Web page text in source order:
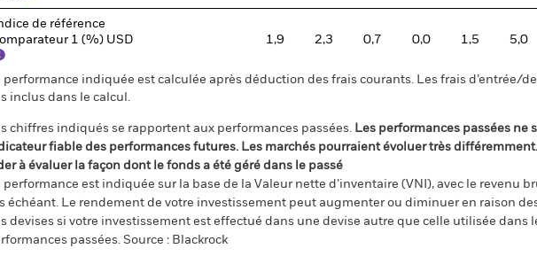
de référence
1 (%) USD
1,9 2,3 0,7 0,0 1,5 5,0
performance indiquée est calculée après déduction des frais courants. Les frais d’entrée/
inclus dans le calcul.
chiffres indiqués se rapportent aux performances passées. Les performances passées ne
fiable des performances futures. Les marchés pourraient évoluer très
à évaluer la façon dont le fonds a été géré dans le passé
performance est indiquée sur la base de la Valeur nette d’inventaire (VNI), avec le revenu
échéant. Le rendement de votre investissement peut augmenter ou diminuer en raison
devises si votre investissement est effectué dans une devise autre que celle utilisée dans
passées. Source : Blackrock